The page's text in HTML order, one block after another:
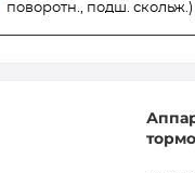
поворотн., подш. скольж.)